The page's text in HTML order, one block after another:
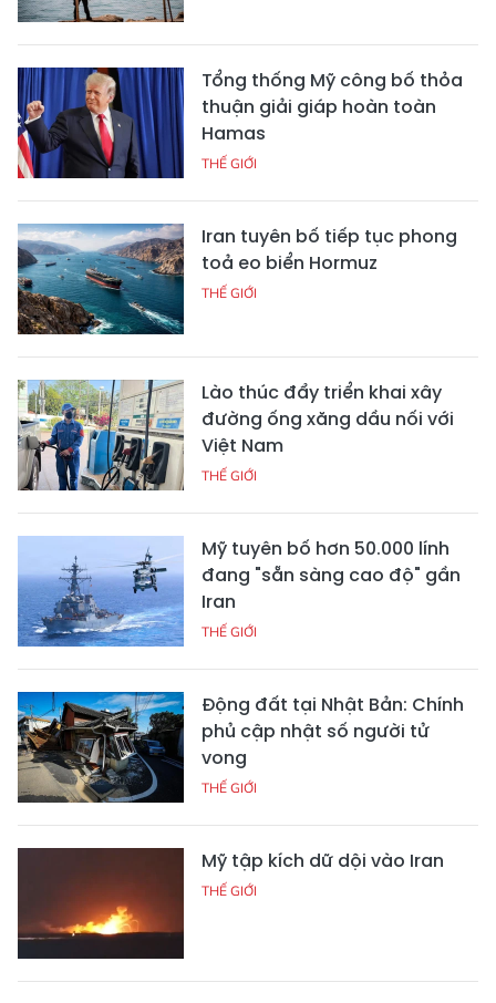
Tổng thống Mỹ công bố thỏa
thuận giải giáp hoàn toàn
Hamas
THẾ GIỚI
Iran tuyên bố tiếp tục phong
toả eo biển Hormuz
THẾ GIỚI
Lào thúc đẩy triển khai xây
đường ống xăng dầu nối với
Việt Nam
THẾ GIỚI
Mỹ tuyên bố hơn 50.000 lính
đang "sẵn sàng cao độ" gần
Iran
THẾ GIỚI
Động đất tại Nhật Bản: Chính
phủ cập nhật số người tử
vong
THẾ GIỚI
Mỹ tập kích dữ dội vào Iran
THẾ GIỚI